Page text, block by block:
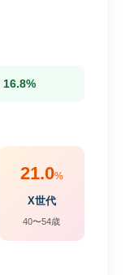
16.8%
21.0%
X世代
40〜54歳